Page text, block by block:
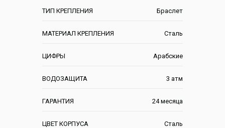
ТИП КРЕПЛЕНИЯ Браслет
МАТЕРИАЛ КРЕПЛЕНИЯ Сталь
ЦИФРЫ Арабские
ВОДОЗАЩИТА 3 атм
ГАРАНТИЯ 24 месяца
ЦВЕТ КОРПУСА Сталь